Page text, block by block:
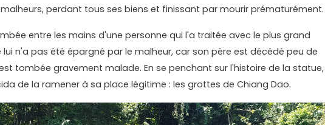
perdant tous ses biens et finissant par mourir prématurément.
entre les mains d'une personne qui l'a traitée avec le plus grand
n'a pas été épargné par le malheur, car son père est décédé peu de
tombée gravement malade. En se penchant sur l'histoire de la statue,
de la ramener à sa place légitime : les grottes de Chiang Dao.